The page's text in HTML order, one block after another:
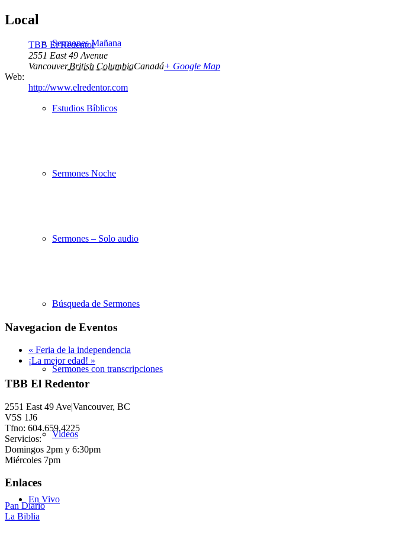
Sermones Mañana
Estudios Bíblicos
Sermones Noche
Sermones – Solo audio
Búsqueda de Sermones
Sermones con transcripciones
Videos
En Vivo
Local
TBB El Redentor
2551 East 49 Avenue
Vancouver,British ColumbiaCanadá+ Google Map
Web:
http://www.elredentor.com
Navegacion de Eventos
« Feria de la independencia
¡La mejor edad! »
TBB El Redentor
2551 East 49 Ave|Vancouver, BC
V5S 1J6
Tfno: 604.659.4225
Servicios:
Domingos 2pm y 6:30pm
Miércoles 7pm
Enlaces
Pan Diario
La Biblia